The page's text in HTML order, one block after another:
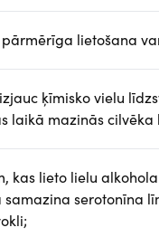
lietošana
ķīmisko vielu
laikā mazinās
kas lieto lielu
samazina serotonīna